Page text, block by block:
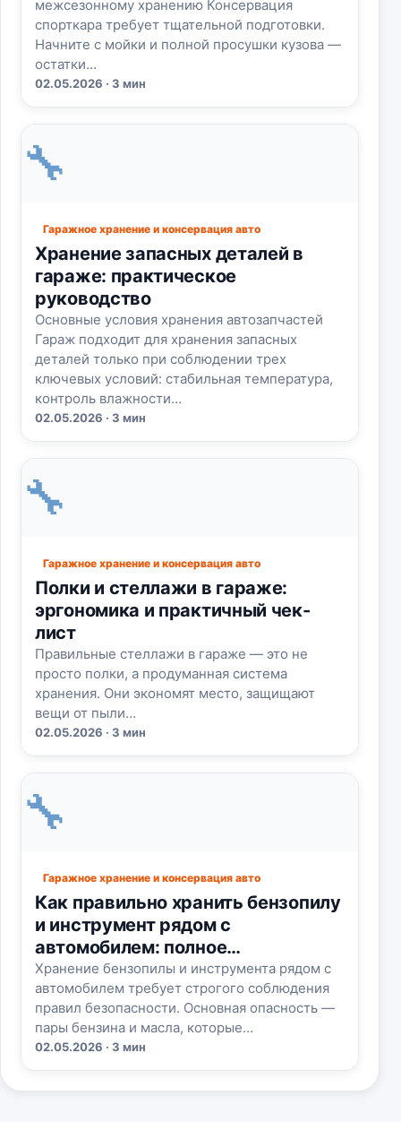
межсезонному хранению Консервация
спорткара требует тщательной подготовки.
Начните с мойки и полной просушки кузова —
остатки…
02.05.2026 · 3 мин
🔧
Гаражное хранение и консервация авто
Хранение запасных деталей в
гараже: практическое
руководство
Основные условия хранения автозапчастей
Гараж подходит для хранения запасных
деталей только при соблюдении трех
ключевых условий: стабильная температура,
контроль влажности…
02.05.2026 · 3 мин
🔧
Гаражное хранение и консервация авто
Полки и стеллажи в гараже:
эргономика и практичный чек-
лист
Правильные стеллажи в гараже — это не
просто полки, а продуманная система
хранения. Они экономят место, защищают
вещи от пыли…
02.05.2026 · 3 мин
🔧
Гаражное хранение и консервация авто
Как правильно хранить бензопилу
и инструмент рядом с
автомобилем: полное
руководство
Хранение бензопилы и инструмента рядом с
автомобилем требует строгого соблюдения
правил безопасности. Основная опасность —
пары бензина и масла, которые…
02.05.2026 · 3 мин